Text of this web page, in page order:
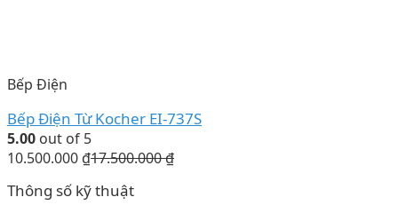
Bếp Điện
Bếp Điện Từ Kocher EI-737S
5.00 out of 5
10.500.000 ₫17.500.000₫
Thông số kỹ thuật